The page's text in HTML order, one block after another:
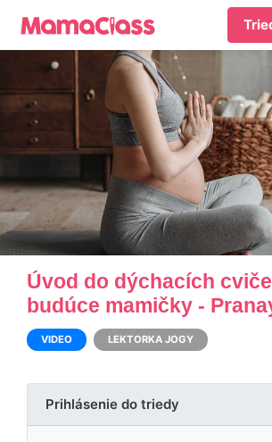
Úvod do dýchacích
budúce mamičky -
VIDEO LEKTORKA JOGY
Prihlásenie do triedy